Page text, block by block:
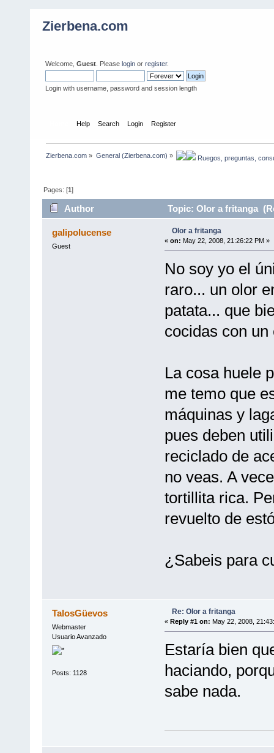
Zierbena.com
Welcome, Guest . Please login or register.
Login with username, password and session length
Help Search Login Register
Zierbena.com » General (Zierbena.com) » Ruegos, preguntas,
Pages: [1]
Author Topic: Olor a fritanga
galipolucense
Guest
Olor a fritanga
« on: May 22, 2008, 21:26:22 PM »
No soy yo el
raro... un olor
patata... que
cocidas con
La cosa huele
me temo que
máquinas y
pues deben
reciclado de
no veas. A
tortillita rica.
revuelto de
¿Sabeis para
TalosGüevos
Webmaster
Usuario Avanzado
Posts: 1128
Re: Olor a fritanga
« Reply #1 on: May 22, 2008,
Estaría bien
haciando,
sabe nada.